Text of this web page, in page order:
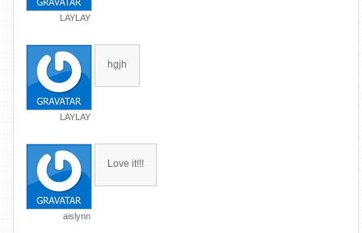
LAYLAY
LAYLAY
hgjh
aislynn
Love it!!!